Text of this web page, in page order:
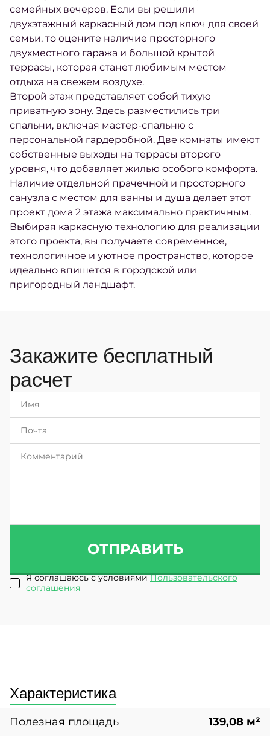
семейных вечеров. Если вы решили
двухэтажный каркасный дом под ключ для своей
семьи, то оцените наличие просторного
двухместного гаража и большой крытой
террасы, которая станет любимым местом
отдыха на свежем воздухе.
Второй этаж представляет собой тихую
приватную зону. Здесь разместились три
спальни, включая мастер-спальню с
персональной гардеробной. Две комнаты имеют
собственные выходы на террасы второго
уровня, что добавляет жилью особого комфорта.
Наличие отдельной прачечной и просторного
санузла с местом для ванны и душа делает этот
проект дома 2 этажа максимально практичным.
Выбирая каркасную технологию для реализации
этого проекта, вы получаете современное,
технологичное и уютное пространство, которое
идеально впишется в городской или
пригородный ландшафт.
Закажите бесплатный
расчет
ОТПРАВИТЬ
Я соглашаюсь с условиямиПользовательского
соглашения
Характеристика
Полезная площадь 139,08 м²